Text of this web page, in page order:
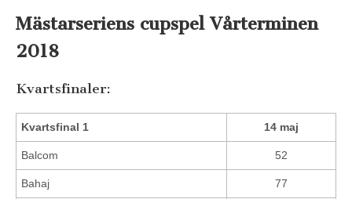
Mästarseriens cupspel Vårterminen
2018
Kvartsfinaler:
Kvartsfinal 1 14 maj
Balcom 52
Bahaj 77